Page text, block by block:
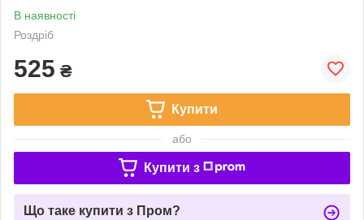
В наявності
Роздріб
525 ₴
Купити
або
Купити з
Що таке купити з Пром?